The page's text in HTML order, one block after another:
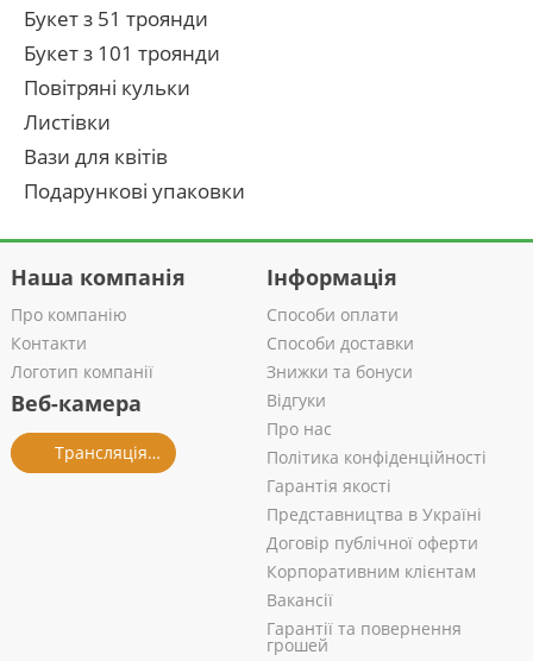
Букет з 51 троянди
Букет з 101 троянди
Повітряні кульки
Листівки
Вази для квітів
Подарункові упаковки
Наша компанія
Про компанію
Контакти
Логотип компанії
Веб-камера
Трансляція із салону
Інформація
Способи оплати
Способи доставки
Знижки та бонуси
Відгуки
Про нас
Політика конфіденційності
Гарантія якості
Представництва в Україні
Договір публічної оферти
Корпоративним клієнтам
Вакансії
Гарантії та повернення
грошей